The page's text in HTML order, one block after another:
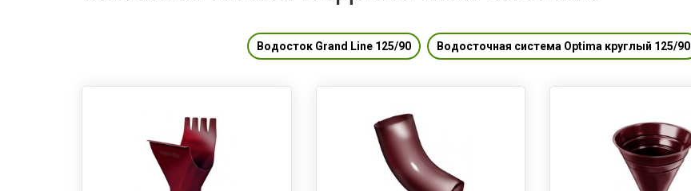
Водосток Grand Line 125/90 Водосточная система Optima круглый 125/90